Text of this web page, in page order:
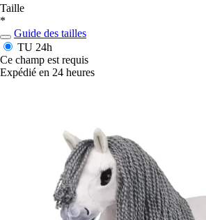
Taille
*
Guide des tailles
TU 24h
Ce champ est requis
Expédié en 24 heures